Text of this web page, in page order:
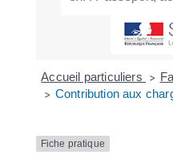
Accueil particuliers >
> Contribution aux
Fiche pratique